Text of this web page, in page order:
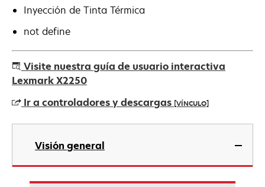
Inyección de Tinta Térmica
not define
Visite nuestra guía de usuario interactiva
Lexmark X2250
Ir a controladores y descargas [VÍNCULO]
se
una
pestaña
Visión general